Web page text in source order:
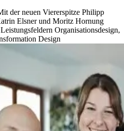
der neuen Viererspitze Philipp
Elsner und Moritz Hornung
Organisationsdesign,
Design